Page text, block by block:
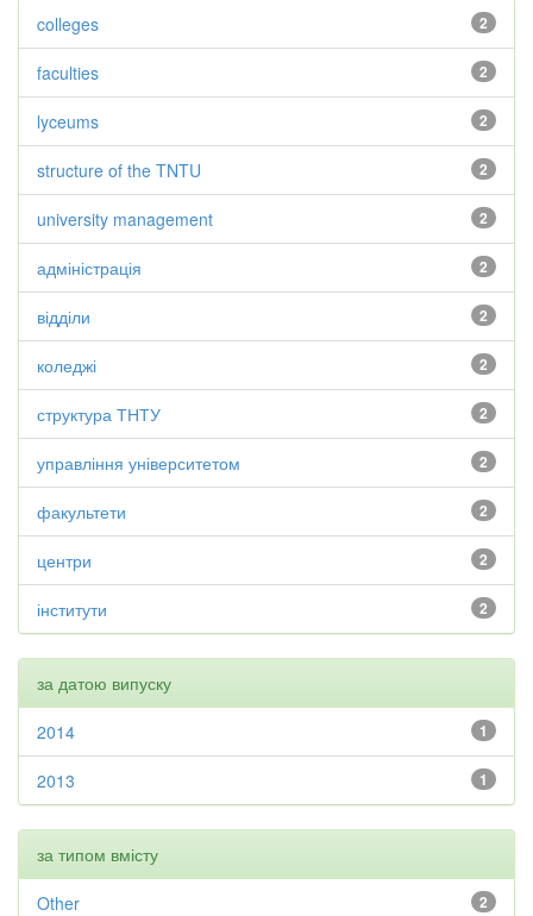
2
colleges
2
faculties
2
lyceums
2
structure of the TNTU
2
university management
2
адміністрація
2
відділи
2
коледжі
2
структура ТНТУ
2
управління університетом
2
факультети
2
центри
2
інститути
за датою випуску
1
2014
1
2013
за типом вмісту
2
Other